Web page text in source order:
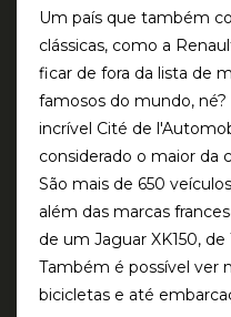
Um país que também
clássicas, como a
ficar de fora da lista de
famosos do mundo,
incrível Cité de
considerado o maior da
São mais de 650
além das marcas
de um Jaguar XK150,
Também é possível ver
bicicletas e até